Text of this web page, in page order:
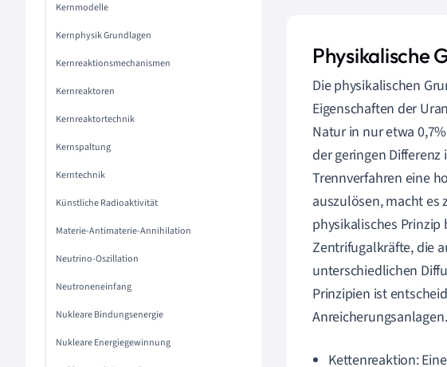
Kernmodelle
Kernphysik Grundlagen
Kernreaktionsmechanismen
Kernreaktoren
Kernreaktortechnik
Kernspaltung
Kerntechnik
Künstliche Radioaktivität
Materie-Antimaterie-Annihilation
Neutrino-Oszillation
Neutroneneinfang
Nukleare Bindungsenergie
Nukleare Energiegewinnung
Physikalische
Die physikalischen
Eigenschaften der
Natur in nur etwa
der geringen Differenz
Trennverfahren eine
auszulösen, macht es
physikalisches
Zentrifugalkräfte, die
unterschiedlichen
Prinzipien ist
Anreicherungsanlagen.
Kettenreaktion: